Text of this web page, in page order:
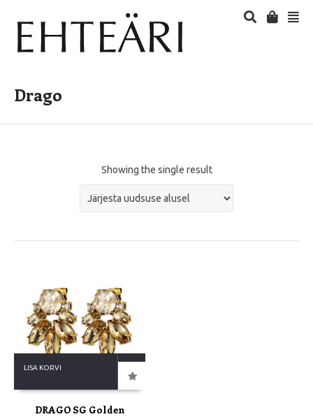
Drago
Showing the single result
LISA KORVI
DRAGO SG Golden